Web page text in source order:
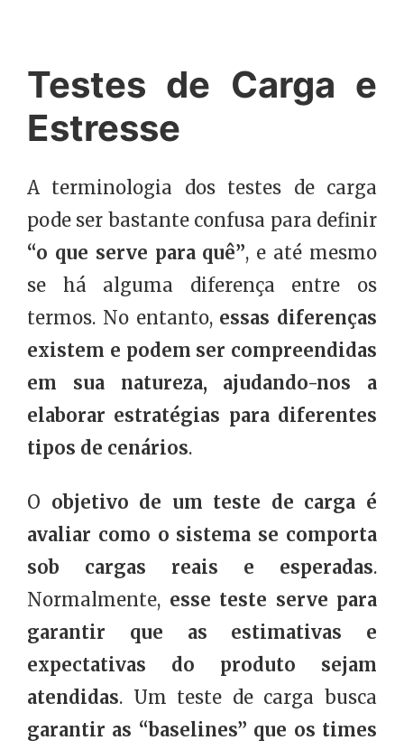
Testes de Carga e
Estresse
A terminologia dos testes de carga
pode ser bastante confusa para definir
“o que serve para quê”, e até mesmo
se há alguma diferença entre os
termos. No entanto, essas diferenças
existem e podem ser compreendidas
em sua natureza, ajudando-nos a
elaborar estratégias para diferentes
tipos de cenários.
O objetivo de um teste de carga é
avaliar como o sistema se comporta
sob cargas reais e esperadas.
Normalmente, esse teste serve para
garantir que as estimativas e
expectativas do produto sejam
atendidas. Um teste de carga busca
garantir as “baselines” que os times